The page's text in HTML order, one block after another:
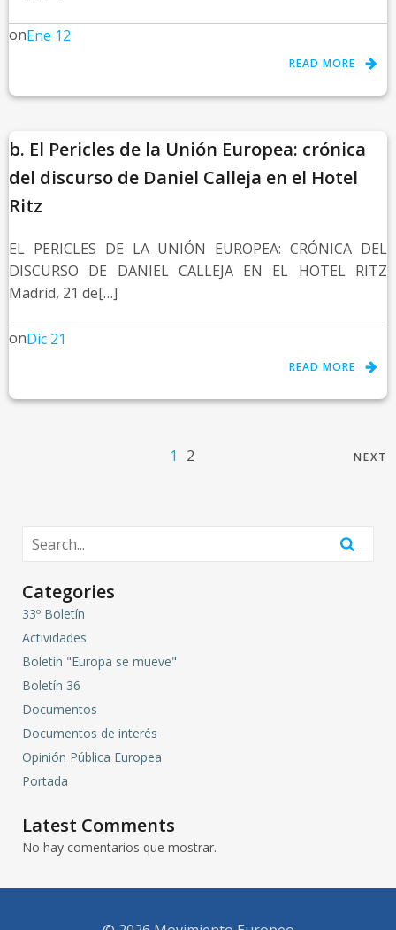
onEne 12
READ MORE
b. El Pericles de la Unión Europea: crónica
del discurso de Daniel Calleja en el Hotel
Ritz
EL PERICLES DE LA UNIÓN EUROPEA: CRÓNICA DEL
DISCURSO DE DANIEL CALLEJA EN EL HOTEL RITZ
Madrid, 21 de[…]
onDic 21
READ MORE
1 2 NEXT
Categories
33º Boletín
Actividades
Boletín "Europa se mueve"
Boletín 36
Documentos
Documentos de interés
Opinión Pública Europea
Portada
Latest Comments
No hay comentarios que mostrar.